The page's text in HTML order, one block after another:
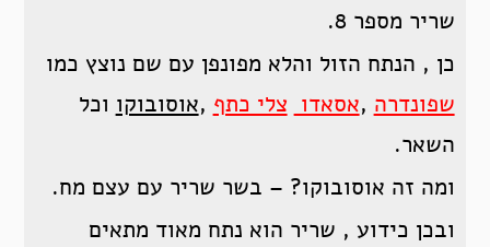
שריר מספר 8.
כן , הנתח הזול והלא מפונפן עם שם נוצץ כמו
שפונדרה ,אסאדו צלי כתף ,אוסובוקו וכל
השאר.
ומה זה אוסובוקו? – בשר שריר עם עצם מח.
ובכן כידוע , שריר הוא נתח מאוד מתאים